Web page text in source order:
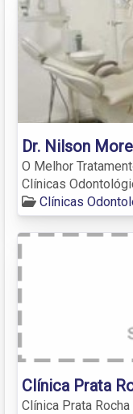
Dr. Nilson
O Melhor
Clínicas
Clínicas
Clínica Prata
Clínica Prata Rocha